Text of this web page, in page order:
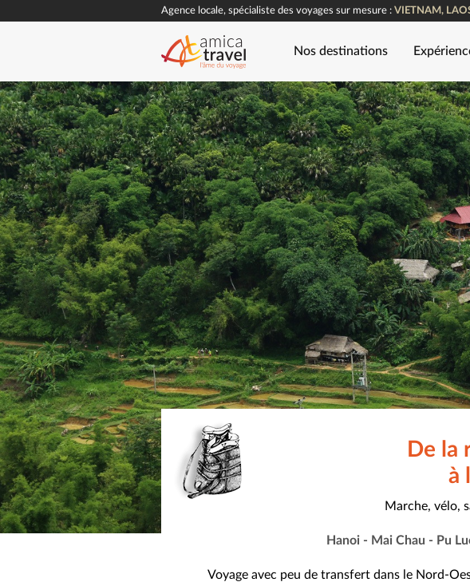
Agence locale, spécialiste des voyages sur mesure : VIETNAM,
Nos destinations
De la
à
Marche, vélo,
Hanoi - Mai Chau - Pu
Voyage avec peu de transfert dans le Nord-